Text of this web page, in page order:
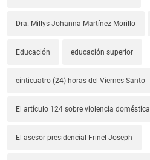
Dra. Millys Johanna Martínez Morillo
Educación educación superior
einticuatro (24) horas del Viernes Santo
El artículo 124 sobre violencia doméstica
El asesor presidencial Frinel Joseph